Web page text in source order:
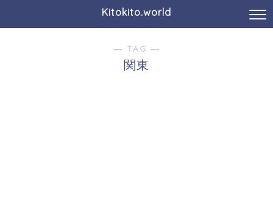
Kitokito.world
― TAG ―
関東